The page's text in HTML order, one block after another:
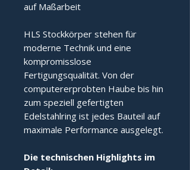
auf Maßarbeit
HLS Stockkörper stehen für
moderne Technik und eine
kompromisslose
Fertigungsqualität. Von der
computererprobten Haube bis hin
zum speziell gefertigten
Edelstahlring ist jedes Bauteil auf
maximale Performance ausgelegt.
Die technischen Highlights im